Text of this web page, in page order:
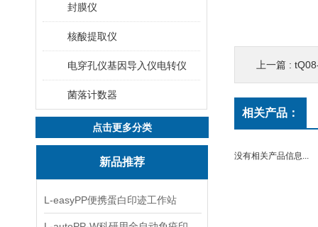
封膜仪
核酸提取仪
电穿孔仪基因导入仪电转仪
菌落计数器
点击更多分类
新品推荐
L-easyPP便携蛋白印迹工作站
上一篇 :
相关产品：
没有相关产品信息...